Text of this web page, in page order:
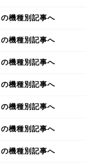
の機種別記事へ
の機種別記事へ
の機種別記事へ
の機種別記事へ
の機種別記事へ
の機種別記事へ
の機種別記事へ